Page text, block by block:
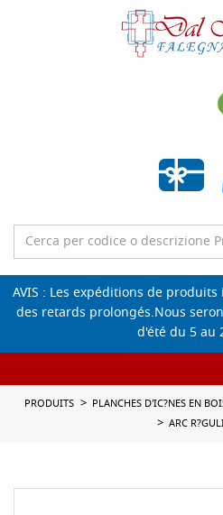
Liste de
AVIS : Les expéditions de
des retards prolongés.Nous
d'été du 5 au
PRODUITS
PLANCHES D'IC?NES EN
ARC